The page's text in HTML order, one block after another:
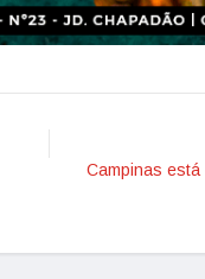
Campinas está